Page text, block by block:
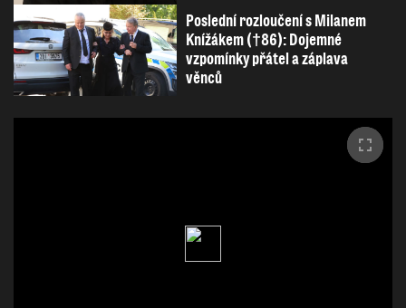
Poslední rozloučení s Milanem
Knížákem (†86): Dojemné
vzpomínky přátel a záplava
věnců